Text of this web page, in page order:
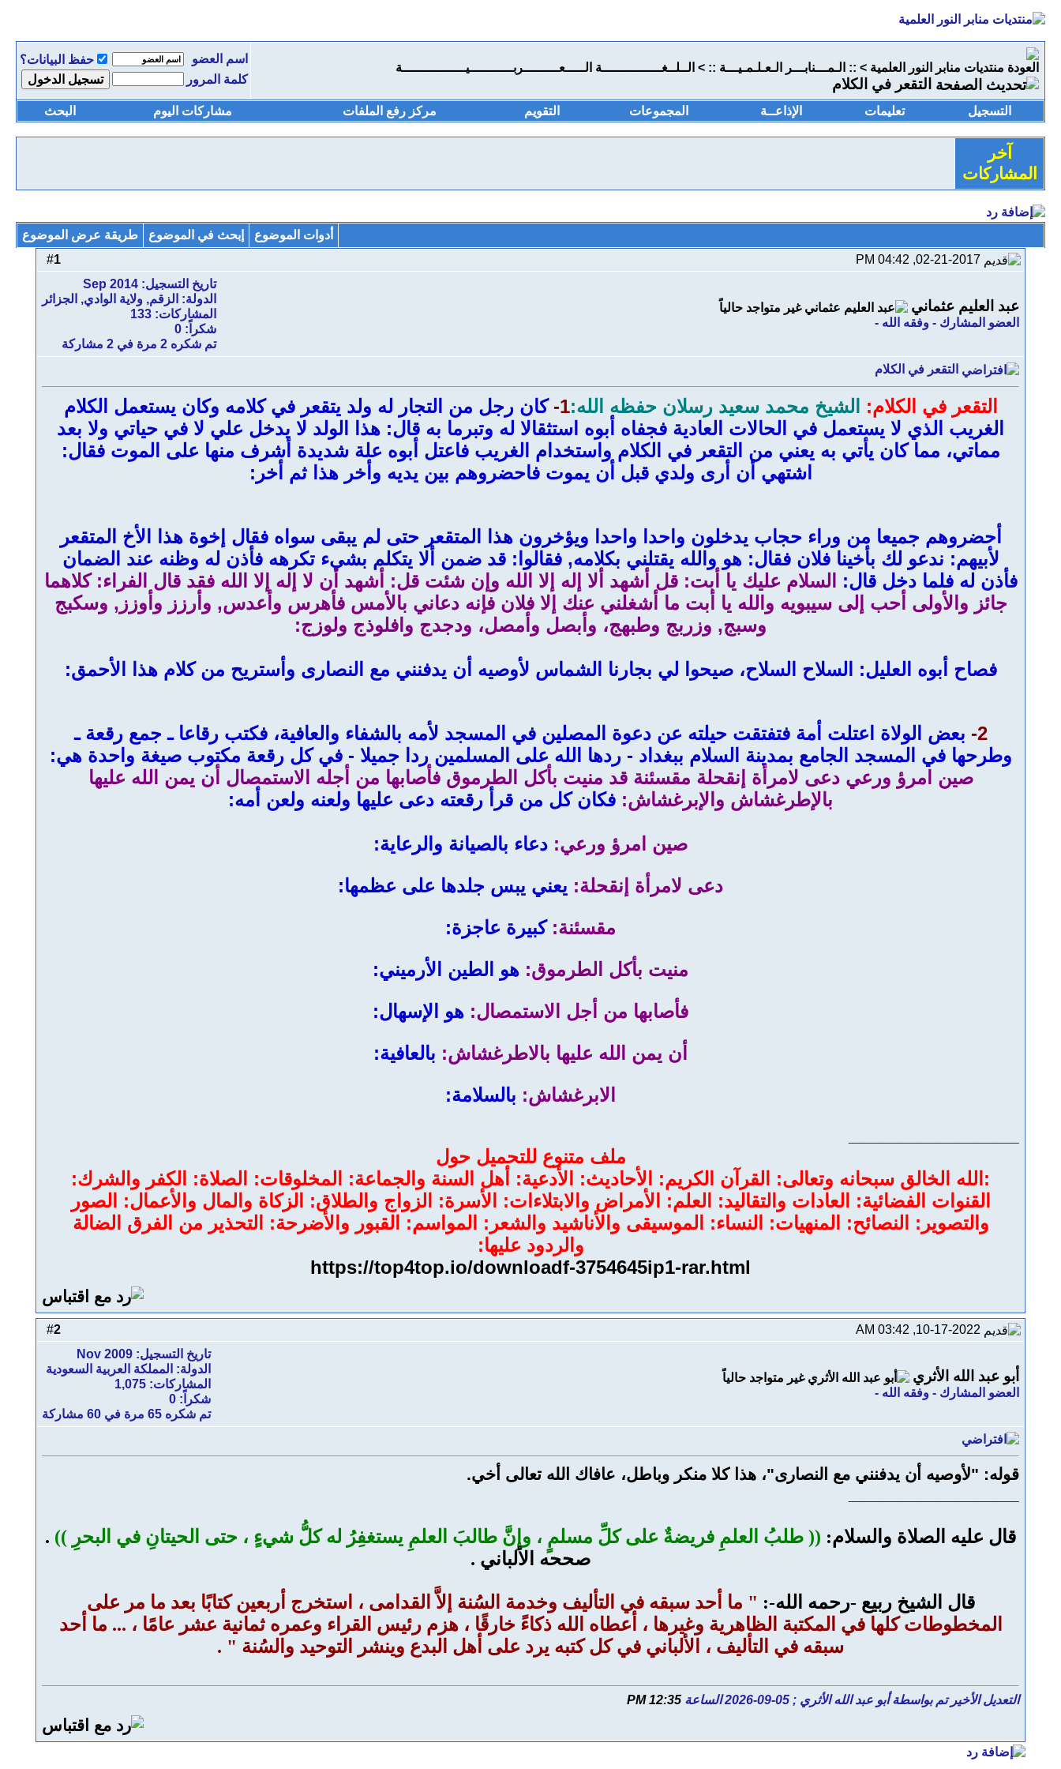
منتديات منابر النور العلمية > :: الـمـــنابـــر الـعـلـمـيـــة :: > الــلــغـــــــــــــــة الـــــعـــــــــربـــــــــــيــــــــــــــــة
التقعر في الكلام
اسم العضو
حفظ البيانات؟
كلمة المرور
التسجيل تعليمات الإذاعــة المجموعات التقويم مركز رفع الملفات مشاركات اليوم البحث
آخر
المشاركات
أدوات الموضوع إبحث في الموضوع
طريقة عرض الموضوع
1
عبد العليم عثماني
العضو المشارك - وفقه الله -
تاريخ التسجيل: Sep 2014
الدولة: الزقم, ولاية الوادي, الجزائر
المشاركات: 133
شكراً: 0
تم شكره 2 مرة في 2 مشاركة
التقعر في الكلام
التقعر في الكلام: الشيخ محمد سعيد رسلان حفظه الله:1- كان رجل من التجار له ولد يتقعر في كلامه وكان يستعمل الكلام
الغريب الذي لا يستعمل في الحالات العادية فجفاه أبوه استثقالا له وتبرما به قال: هذا الولد لا يدخل علي لا في حياتي ولا بعد
مماتي، مما كان يأتي به يعني من التقعر في الكلام واستخدام الغريب فاعتل أبوه علة شديدة أشرف منها على الموت فقال:
اشتهي أن أرى ولدي قبل أن يموت فاحضروهم بين يديه وأخر هذا ثم أخر:
أحضروهم جميعا من وراء حجاب يدخلون واحدا واحدا ويؤخرون هذا المتقعر حتى لم يبقى سواه فقال إخوة هذا الأخ المتقعر
لأبيهم: ندعو لك بأخينا فلان فقال: هو والله يقتلني بكلامه, فقالوا: قد ضمن ألا يتكلم بشيء تكرهه فأذن له وظنه عند الضمان
فأذن له فلما دخل قال: السلام عليك يا أبت: قل أشهد ألا إله إلا الله وإن شئت قل: أشهد أن لا إله إلا الله فقد قال الفراء: كلاهما
جائز والأولى أحب إلى سيبويه والله يا أبت ما أشغلني عنك إلا فلان فإنه دعاني بالأمس فأهرس وأعدس, وأرزز وأوزز, وسكبج
وسبج, وزربج وطبهج، وأبصل وأمصل، ودجدج وافلوذج ولوزج:
فصاح أبوه العليل: السلاح السلاح، صيحوا لي بجارنا الشماس لأوصيه أن يدفنني مع النصارى وأستريح من كلام هذا الأحمق:
2- بعض الولاة اعتلت أمة فتفتقت حيلته عن دعوة المصلين في المسجد لأمه بالشفاء والعافية، فكتب رقاعا ـ جمع رقعة ـ
وطرحها في المسجد الجامع بمدينة السلام ببغداد - ردها الله على المسلمين ردا جميلا - في كل رقعة مكتوب صيغة واحدة هي:
صين امرؤ ورعي دعى لامرأة إنقحلة مقسئنة قد منيت بأكل الطرموق فأصابها من أجله الاستمصال أن يمن الله عليها
بالإطرغشاش والإبرغشاش: فكان كل من قرأ رقعته دعى عليها ولعنه ولعن أمه:
صين امرؤ ورعي: دعاء بالصيانة والرعاية:
دعى لامرأة إنقحلة: يعني يبس جلدها على عظمها:
مقسئنة: كبيرة عاجزة:
منيت بأكل الطرموق: هو الطين الأرميني:
فأصابها من أجل الاستمصال: هو الإسهال:
أن يمن الله عليها بالاطرغشاش: بالعافية:
الابرغشاش: بالسلامة:
ملف متنوع للتحميل حول
:الله الخالق سبحانه وتعالى: القرآن الكريم: الأحاديث: الأدعية: أهل السنة والجماعة: المخلوقات: الصلاة: الكفر والشرك:
القنوات الفضائية: العادات والتقاليد: العلم: الأمراض والابتلاءات: الأسرة: الزواج والطلاق: الزكاة والمال والأعمال: الصور
والتصوير: النصائح: المنهيات: النساء: الموسيقى والأناشيد والشعر: المواسم: القبور والأضرحة: التحذير من الفرق الضالة
والردود عليها:
https://top4top.io/downloadf-3754645ip1-rar.html
2
أبو عبد الله الأثري
العضو المشارك - وفقه الله -
تاريخ التسجيل: Nov 2009
الدولة: المملكة العربية السعودية
المشاركات: 1,075
شكراً: 0
تم شكره 65 مرة في 60 مشاركة
قوله: "لأوصيه أن يدفنني مع النصارى"، هذا كلا منكر وباطل، عافاك الله تعالى أخي.
قال عليه الصلاة والسلام: (( طلبُ العلمِ فريضةٌ على كلِّ مسلمٍ ، وإِنَّ طالبَ العلمِ يستغفِرُ له كلُّ شيءٍ ، حتى الحيتانِ في البحرِ )) .
صححه الألباني .
قال الشيخ ربيع -رحمه الله-: " ما أحد سبقه في التأليف وخدمة السُنة إلاَّ القدامى ، استخرج أربعين كتابًا بعد ما مر على
المخطوطات كلها في المكتبة الظاهرية وغيرها ، أعطاه الله ذكاءً خارقًا ، هزم رئيس القراء وعمره ثمانية عشر عامًا ، ... ما أحد
سبقه في التأليف ، الألباني في كل كتبه يرد على أهل البدع وينشر التوحيد والسُنة " .
التعديل الأخير تم بواسطة أبو عبد الله الأثري ; 05-09-2026 الساعة 12:35 PM